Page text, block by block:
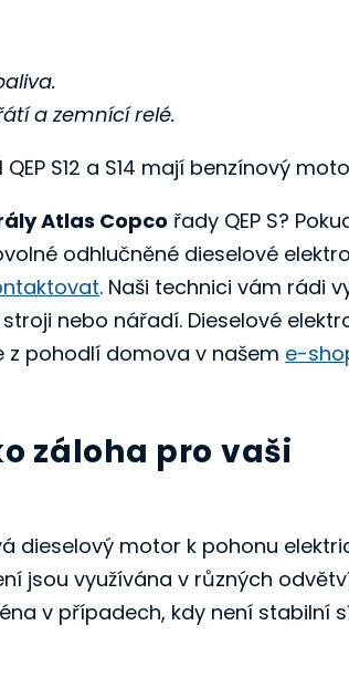
a zemnící relé.
S12 a S14 mají benzínový
Atlas Copco řady QEP S?
odhlučněné dieselové
. Naši technici vám rádi
nebo nářadí. Dieselové
z pohodlí domova v našem e-
záloha pro vaši
dieselový motor k pohonu
jsou využívána v různých
v případech, kdy není stabilní